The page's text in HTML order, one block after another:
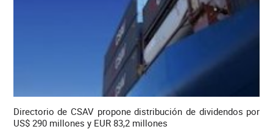
Directorio de CSAV propone distribución de dividendos por
US$ 290 millones y EUR 83,2 millones